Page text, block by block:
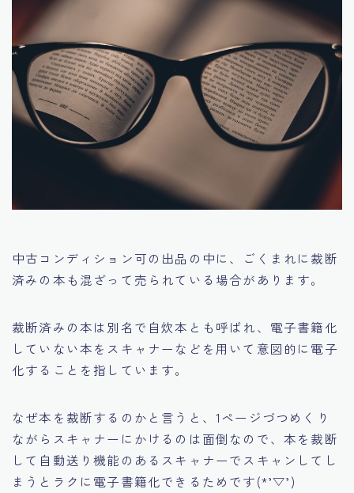
中古コンディション可の出品の中に、ごくまれに裁断
済みの本も混ざって売られている場合があります。
裁断済みの本は別名で自炊本とも呼ばれ、 電子書籍化
していない本をスキャナーなどを用いて意図的に電子
化することを指しています。
なぜ本を裁断するのかと言うと、1ページづつめくり
ながらスキャナーにかけるのは面倒なので、本を裁断
して自動送り機能のあるスキャナーでスキャンしてし
まうとラクに電子書籍化できるためです(*’▽’)